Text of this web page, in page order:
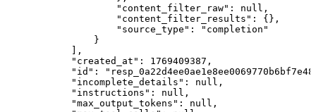
"content_filter_raw" : null ,
"content_filter_results" : { } ,
"source_type" :
"completion"
}
,
"created_at" : 1769409387 ,
"id" :
"incomplete_details" : null ,
"instructions" : null ,
"max_output_tokens" : null ,